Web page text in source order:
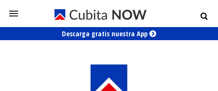
Descarga gratis nuestra App